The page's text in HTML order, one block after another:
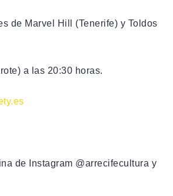
de Marvel Hill (Tenerife) y Toldos
a las 20:30 horas.
de Instagram @arrecifecultura y